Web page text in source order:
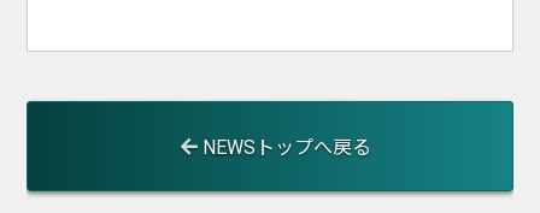
NEWSトップへ戻る